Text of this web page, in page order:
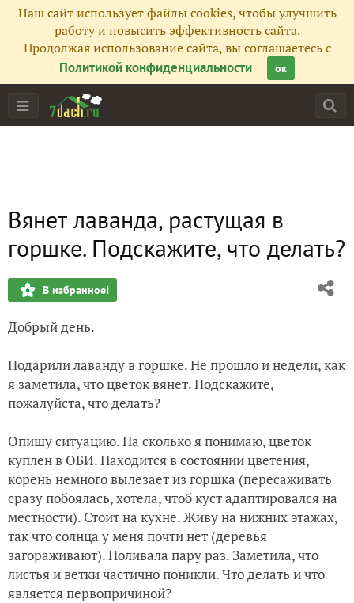
Наш сайт использует файлы cookies, чтобы улучшить
работу и повысить эффективность сайта.
Продолжая использование сайта, вы соглашаетесь с
Политикой конфиденциальности
ок
Вянет лаванда, растущая в
горшке. Подскажите, что делать?
В избранное!
Добрый день.
Подарили лаванду в горшке. Не прошло и недели, как
я заметила, что цветок вянет. Подскажите,
пожалуйста, что делать?
Опишу ситуацию. На сколько я понимаю, цветок
куплен в ОБИ. Находится в состоянии цветения,
корень немного вылезает из горшка (пересаживать
сразу побоялась, хотела, чтоб куст адаптировался на
местности). Стоит на кухне. Живу на нижних этажах,
так что солнца у меня почти нет (деревья
загораживают). Поливала пару раз. Заметила, что
листья и ветки частично поникли. Что делать и что
является первопричиной?